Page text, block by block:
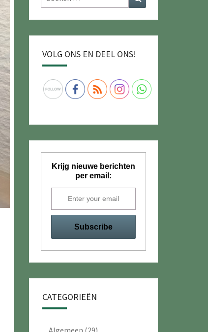
naar:
VOLG ONS EN DEEL ONS!
Krijg nieuwe berichten
per email:
CATEGORIEËN
Algemeen (29)